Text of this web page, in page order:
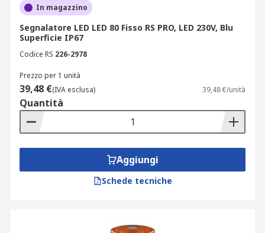
In magazzino
Segnalatore LED LED 80 Fisso RS PRO, LED 230V, Blu
Superficie IP67
Codice RS 226-2978
Prezzo per 1 unità
39,48 €(IVA esclusa) 39,48 €/unità
Quantità
Aggiungi
Schede tecniche